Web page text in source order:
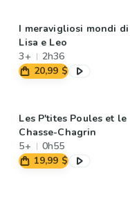
I meravigliosi mondi di
Lisa e Leo
3+
2h36
20,99 $
Les P'tites Poules et le
Chasse-Chagrin
5+
0h55
19,99 $